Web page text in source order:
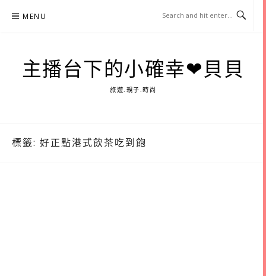
MENU
主播台下的小確幸❤貝貝
旅遊.親子.時尚
標籤: 好正點港式飲茶吃到飽